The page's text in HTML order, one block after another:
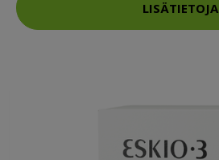
LISÄTIETOJA